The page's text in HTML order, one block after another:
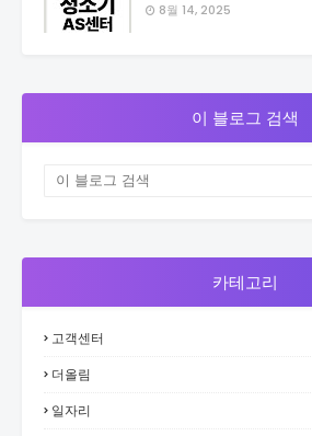
8월 14, 2025
이 블로그 검색
카테고리
고객센터
더올림
일자리